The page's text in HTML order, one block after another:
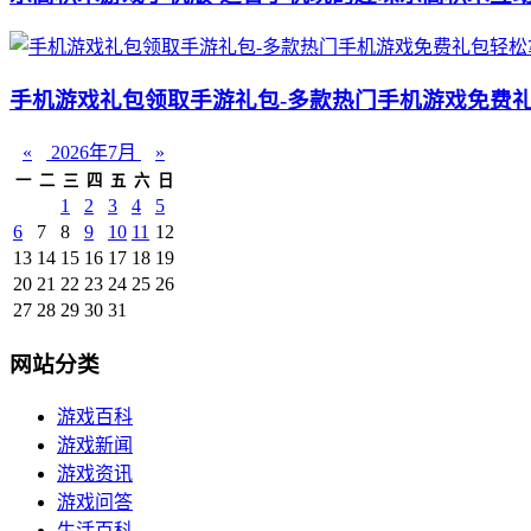
手机游戏礼包领取手游礼包-多款热门手机游戏免费
« 2026年7月 »
一 二 三 四 五 六 日
1 2 3 4
5
6
7 8 9 10 11 12
13 14 15 16 17 18 19
20 21 22 23 24 25 26
27 28 29 30 31
网站分类
游戏百科
游戏新闻
游戏资讯
游戏问答